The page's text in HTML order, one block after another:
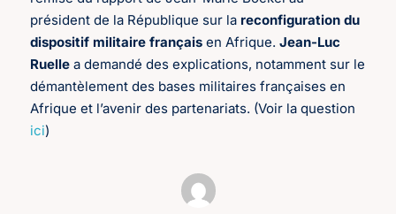
président de la République sur la reconfiguration du
dispositif militaire françaisen Afrique.Jean-Luc
Ruellea demandé des explications, notamment sur le
démantèlement des bases militaires françaises en
Afrique et l’avenir des partenariats. (Voir la question
ici)